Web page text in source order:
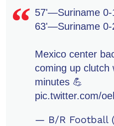
57'—Suriname 0-
63'—Suriname 0-
Mexico center
coming up clutch
minutes 💪
pic.twitter.com/
— B/R Football